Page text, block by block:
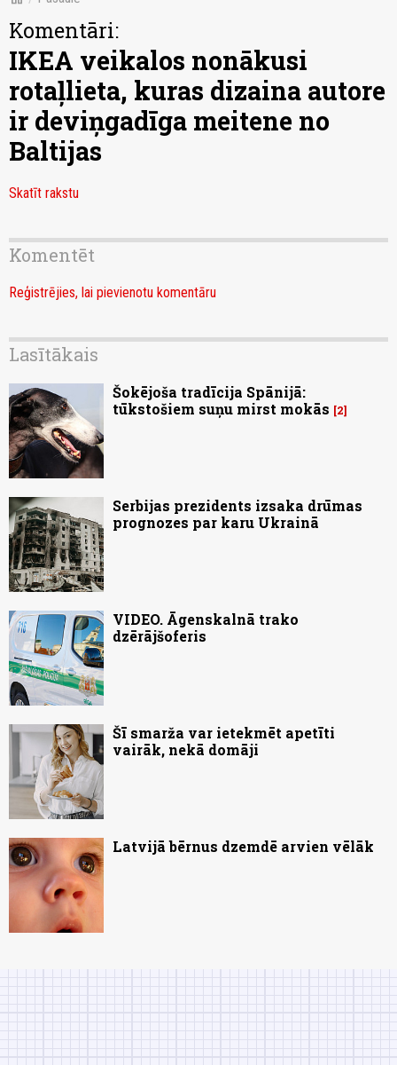
Komentāri:
IKEA veikalos nonākusi
rotaļlieta, kuras dizaina autore
ir deviņgadīga meitene no
Baltijas
Skatīt rakstu
Komentēt
Reģistrējies, lai pievienotu komentāru
Lasītākais
Šokējoša tradīcija Spānijā:
tūkstošiem suņu mirst mokās
2
Serbijas prezidents izsaka drūmas
prognozes par karu Ukrainā
VIDEO. Āgenskalnā trako
dzērājšoferis
Šī smarža var ietekmēt apetīti
vairāk, nekā domāji
Latvijā bērnus dzemdē arvien vēlāk